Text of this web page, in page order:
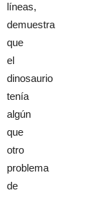
líneas,
demuestra
que
el
dinosaurio
tenía
algún
que
otro
problema
de